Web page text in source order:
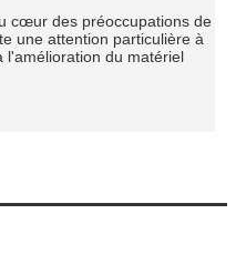
cœur des préoccupations de
une attention particulière à
l'amélioration du matériel